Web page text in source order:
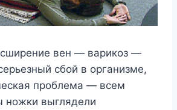
вен — варикоз —
сбой в организме,
проблема — всем
ножки выглядели